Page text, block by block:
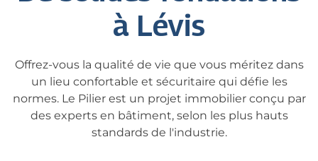
à Lévis
Offrez-vous la qualité de vie que vous méritez dans
un lieu confortable et sécuritaire qui défie les
normes. Le Pilier est un projet immobilier conçu par
des experts en bâtiment, selon les plus hauts
standards de l'industrie.